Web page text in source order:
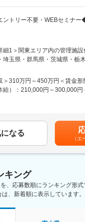
トリー不要・WEBセミナ
)18:30-19:30
は60分となります。途中入室
ビデオオフ・ミュート可
ますので担当アドバイザーへ
美株式会社のお仕事について
方活躍中＆お待ちしています
在籍！
り返していて自分の経歴に自
は不問です☆
もどこでも活躍！一生モノの
を高めたい方にも◎
細1＞関東エリア内の管理施設
埼玉県・群馬県・茨城県・栃
東海エリア内の管理施設住所
（ビル・施設など） 受動喫煙
る事業所
＞310万円～450万円＜賃金形
給）：210,000円～300,000
考を通じて上下する可能性が
めた表記です。
なる
（エ
キング
、応募数順にランキング形式
、新着順に表示しています。